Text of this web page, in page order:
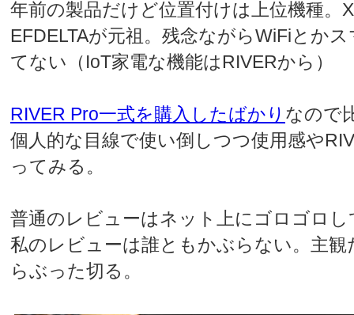
年前の製品だけど位置付けは上位機種。
EFDELTAが元祖。残念ながらWiFiとか
てない（IoT家電な機能はRIVERから）
RIVER Pro一式を購入したばかり なので
個人的な目線で使い倒しつつ使用感や
ってみる。
普通のレビューはネット上にゴロゴロ
私のレビューは誰ともかぶらない。主
らぶった切る。